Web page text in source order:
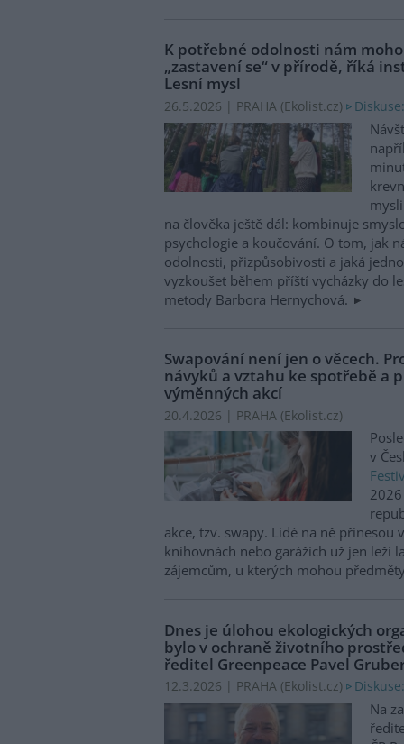
K potřebné odolnosti nám
„zastavení se“ v přírodě, říká
Lesní mysl
26.5.2026 | PRAHA (Ekolist.cz)
na člověka ještě dál: kombinuje
psychologie a koučování. O tom, jak
odolnosti, přizpůsobivosti a jaká
vyzkoušet během příští vycházky do
metody Barbora Hernychová.
Swapování není jen o věcech.
návyků a vztahu ke spotřebě a
výměnných akcí
20.4.2026 | PRAHA (Ekolist.cz)
v
akce, tzv. swapy. Lidé na ně přinesou
knihovnách nebo garážích už jen leží
zájemcům, u kterých mohou
Dnes je úlohou ekologických
bylo v ochraně životního
ředitel Greenpeace Pavel
12.3.2026 | PRAHA (Ekolist.cz)
Na